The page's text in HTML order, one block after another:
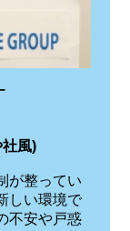
風)
が整ってい
しい環境で
不安や戸惑